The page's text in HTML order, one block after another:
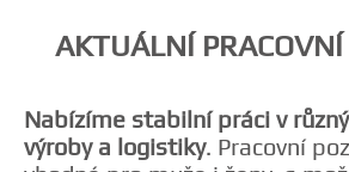
AKTUÁLNÍ
Nabízíme stabilní práci v
výroby a logistiky. Pracovní